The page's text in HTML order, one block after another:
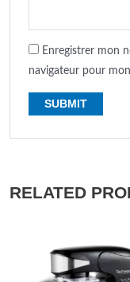
Enregistrer mon
navigateur pour
RELATED